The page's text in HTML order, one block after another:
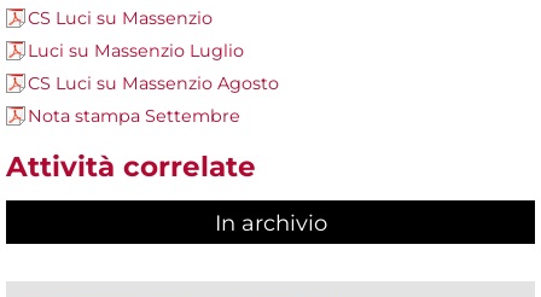
CS Luci su Massenzio
Luci su Massenzio Luglio
CS Luci su Massenzio Agosto
Nota stampa Settembre
Attività correlate
In archivio